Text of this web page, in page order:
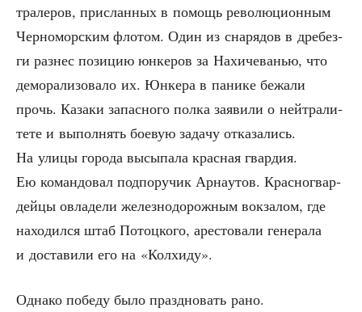
тра­ле­ров, при­слан­ных в помощь рево­лю­ци­он­ным
Чер­но­мор­ским фло­том. Один из сна­ря­дов в дре­без­
ги раз­нес пози­цию юнке­ров за Нахи­че­ва­нью, что
демо­ра­ли­зо­ва­ло их. Юнке­ра в пани­ке бежа­ли
прочь. Каза­ки запас­но­го пол­ка заяви­ли о ней­тра­ли­
те­те и выпол­нять бое­вую зада­чу отка­за­лись.
На ули­цы горо­да высы­па­ла крас­ная гвар­дия.
Ею коман­до­вал под­по­ру­чик Арна­у­тов. Крас­но­гвар­
дей­цы овла­де­ли желез­но­до­рож­ным вок­за­лом, где
нахо­дил­ся штаб Потоц­ко­го, аре­сто­ва­ли гене­ра­ла
и доста­ви­ли его на «Кол­хи­ду».
Одна­ко побе­ду было празд­но­вать рано.